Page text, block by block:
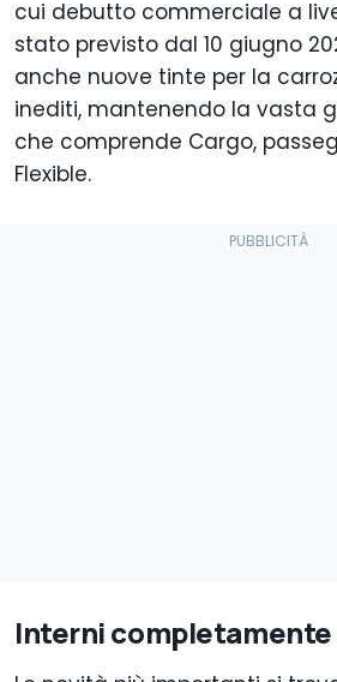
cui debutto commerciale a
stato previsto dal 10 giugno
anche nuove tinte per la
inediti, mantenendo la vasta
che comprende Cargo,
Flexible.
Interni